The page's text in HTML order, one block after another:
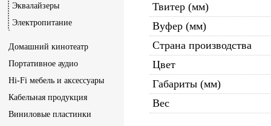
Эквалайзеры
Электропитание
Домашний кинотеатр
Портативное аудио
Hi-Fi мебель и аксессуары
Кабельная продукция
Виниловые пластинки
Твитер (мм)
Вуфер (мм)
Страна производства
Цвет
Габариты (мм)
Вес